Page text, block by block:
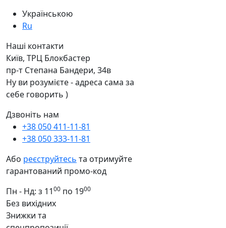
Українською
Ru
Наші контакти
Київ, ТРЦ Блокбастер
пр-т Степана Бандери, 34в
Ну ви розумієте - адреса сама за
себе говорить )
Дзвоніть нам
+38 050 411-11-81
+38 050 333-11-81
Або реєструйтесь та отримуйте
гарантований промо-код
Пн - Нд: з 1100 по 1900
Без вихідних
Знижки та